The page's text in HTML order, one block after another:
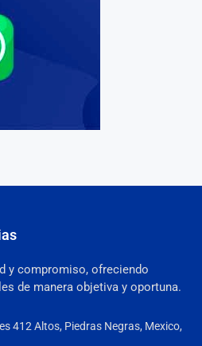
y compromiso, ofreciendo
de manera objetiva y oportuna.
412 Altos, Piedras Negras, Mexico,